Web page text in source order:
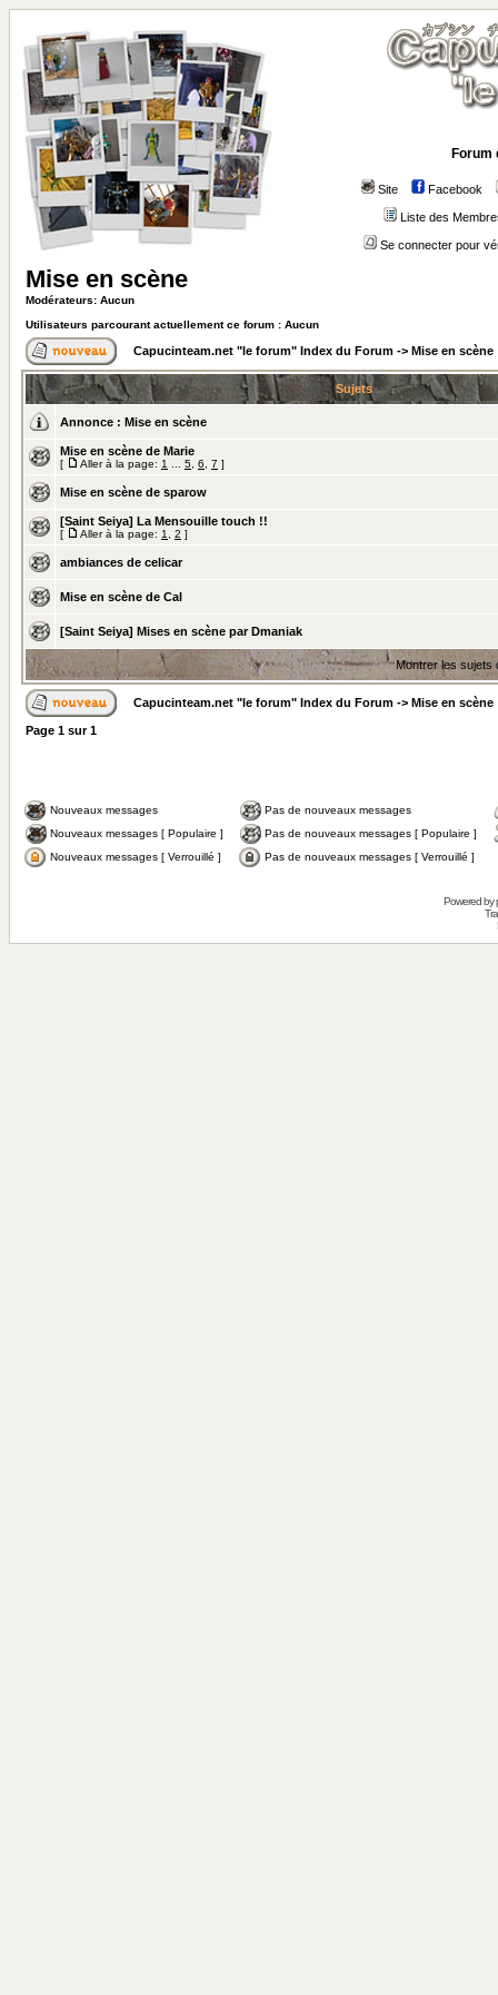
Forum
Site Facebook
Liste des
Se connecter pour
Mise en scène
Modérateurs: Aucun
Utilisateurs parcourant actuellement ce forum : Aucun
Capucinteam.net "le forum" Index du Forum -> Mise en scène
Sujets
Annonce : Mise en scène
Mise en scène de Marie
[ Aller à la page: 1 5 6 7 ]
Mise en scène de sparow
[Saint Seiya] La Mensouille touch !!
[ Aller à la page: 1 2 ]
ambiances de celicar
Mise en scène de Cal
[Saint Seiya] Mises en scène par Dmaniak
Montrer les sujets
Capucinteam.net "le forum" Index du Forum -> Mise en scène
Page 1 sur1
Nouveaux messages
Pas de nouveaux messages
Nouveaux messages [ Populaire ]
Pas de nouveaux messages [ Populaire ]
Nouveaux messages [ Verrouillé ]
Pas de nouveaux messages [ Verrouillé ]
Powered by